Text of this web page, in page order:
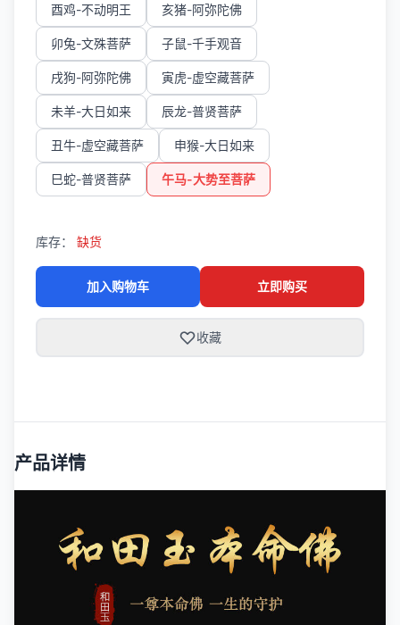
酉鸡-不动明王 亥猪-阿弥陀佛
卯兔-文殊菩萨 子鼠-千手观音
戌狗-阿弥陀佛 寅虎-虚空藏菩萨
未羊-大日如来 辰龙-普贤菩萨
丑牛-虚空藏菩萨 申猴-大日如来
巳蛇-普贤菩萨 午马-大势至菩萨
库存： 缺货
加入购物车 立即购买
收藏
产品详情